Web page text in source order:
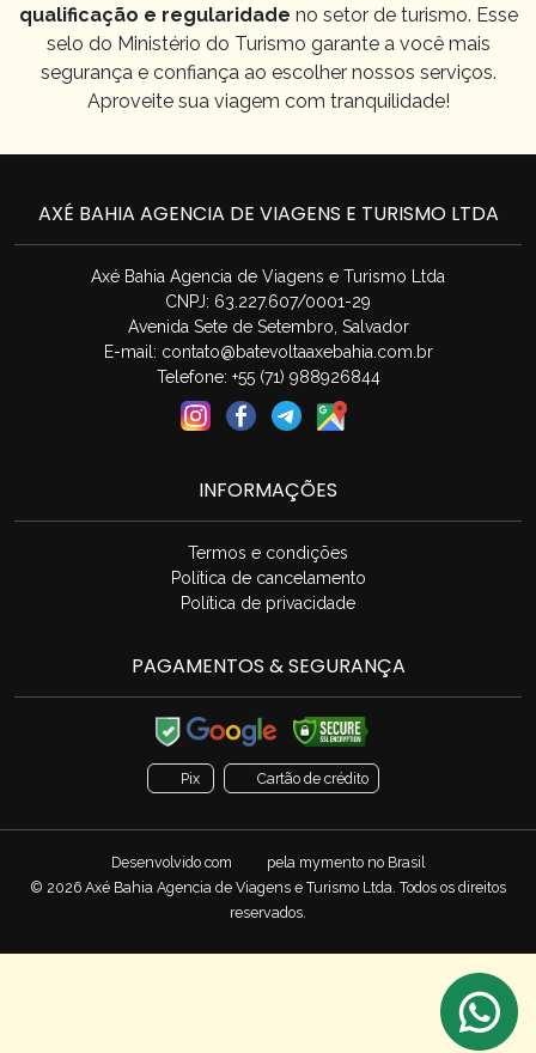
qualificação e regularidade no setor de turismo. Esse
selo do Ministério do Turismo garante a você mais
segurança e confiança ao escolher nossos serviços.
Aproveite sua viagem com tranquilidade!
AXÉ BAHIA AGENCIA DE VIAGENS E TURISMO LTDA
Axé Bahia Agencia de Viagens e Turismo Ltda
CNPJ: 63.227.607/0001-29
Avenida Sete de Setembro, Salvador
E-mail: contato@batevoltaaxebahia.com.br
Telefone: +55 (71) 988926844
INFORMAÇÕES
Termos e condições
Política de cancelamento
Política de privacidade
PAGAMENTOS & SEGURANÇA
Pix Cartão de crédito
Desenvolvido com pela mymento no Brasil
© 2026 Axé Bahia Agencia de Viagens e Turismo Ltda. Todos os direitos
reservados.